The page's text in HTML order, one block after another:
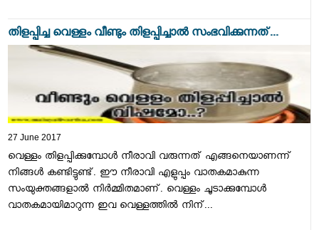
തിളപ്പിച്ച വെള്ളം വീണ്ടും തിളപ്പിച്ചാല്‍ സംഭവിക്കുന്നത്...
27 June 2017
വെള്ളം തിളപ്പിക്കുമ്പോള്‍ നീരാവി വരുന്നത് എങ്ങനെയാണന്ന്
നിങ്ങള്‍ കണ്ടിട്ടുണ്ട്. ഈ നീരാവി എളുപ്പം വാതകമാകുന്ന
സംയുക്തങ്ങളാല്‍ നിര്‍മ്മിതമാണ്. വെള്ളം ചൂടാക്കുമ്പോള്‍
വാതകമായിമാറുന്ന ഇവ വെള്ളത്തില്‍ നിന്...